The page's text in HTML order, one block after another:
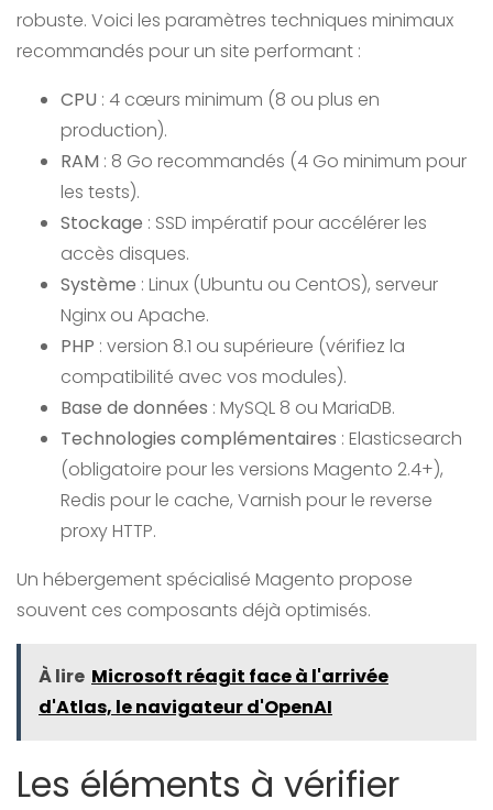
robuste. Voici les paramètres techniques minimaux
recommandés pour un site performant :
CPU : 4 cœurs minimum (8 ou plus en
production).
RAM : 8 Go recommandés (4 Go minimum pour
les tests).
Stockage : SSD impératif pour accélérer les
accès disques.
Système : Linux (Ubuntu ou CentOS), serveur
Nginx ou Apache.
PHP : version 8.1 ou supérieure (vérifiez la
compatibilité avec vos modules).
Base de données : MySQL 8 ou MariaDB.
Technologies complémentaires : Elasticsearch
(obligatoire pour les versions Magento 2.4+),
Redis pour le cache, Varnish pour le reverse
proxy HTTP.
Un hébergement spécialisé Magento propose
souvent ces composants déjà optimisés.
À lire Microsoft réagit face à l'arrivée
d'Atlas, le navigateur d'OpenAI
Les éléments à vérifier